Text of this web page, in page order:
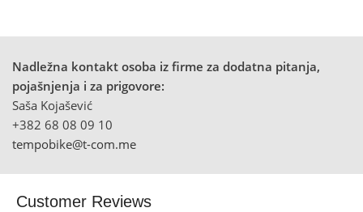
Nadležna kontakt osoba iz firme za dodatna pitanja,
pojašnjenja i za prigovore:
Saša Kojašević
+382 68 08 09 10
tempobike@t-com.me
Customer Reviews